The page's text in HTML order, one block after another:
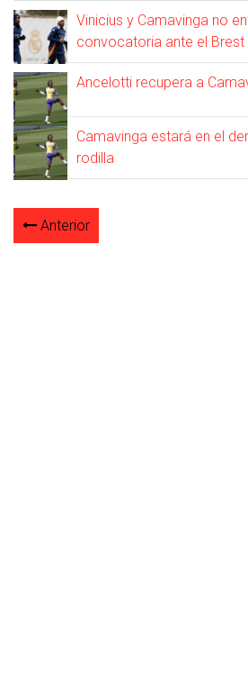
Vinicius y Camavinga no
convocatoria ante el Brest
Ancelotti recupera a
Camavinga estará en el
rodilla
Anterior